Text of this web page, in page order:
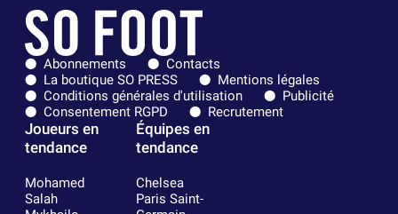
Abonnements
Contacts
La boutique SO PRESS
Mentions légales
Conditions générales d'utilisation
Publicité
Consentement RGPD
Recrutement
Joueurs en
tendance
Mohamed
Salah
Équipes en
tendance
Chelsea
Paris Saint-